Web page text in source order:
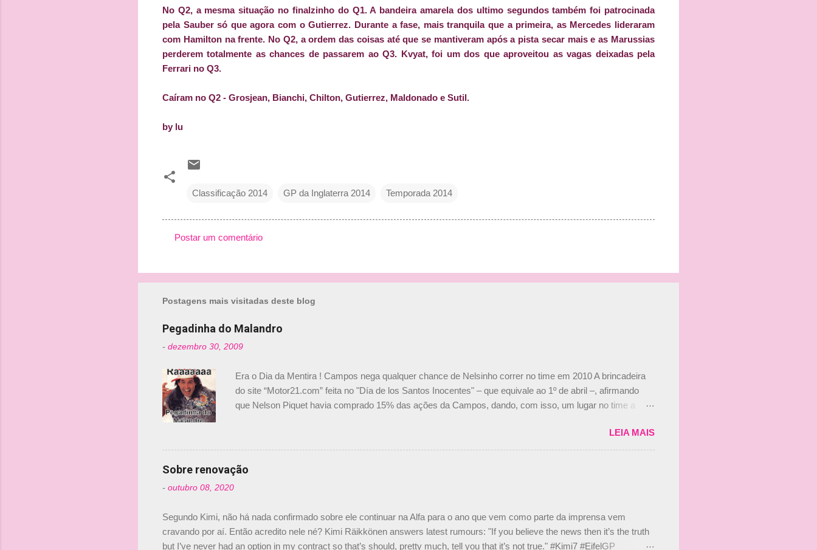
No Q2, a mesma situação no finalzinho do Q1. A bandeira amarela dos ultimo segundos também foi patrocinada
pela Sauber só que agora com o Gutierrez. Durante a fase, mais tranquila que a primeira, as Mercedes lideraram
com Hamilton na frente. No Q2, a ordem das coisas até que se mantiveram após a pista secar mais e as Marussias
perderem totalmente as chances de passarem ao Q3. Kvyat, foi um dos que aproveitou as vagas deixadas pela
Ferrari no Q3.
Caíram no Q2 - Grosjean, Bianchi, Chilton, Gutierrez, Maldonado e Sutil.
by lu
Classificação 2014 GP da Inglaterra 2014 Temporada 2014
m
e
t
á
r
i
o
s
Postar um comentário
Postagens mais visitadas deste blog
Pegadinha do Malandro
- dezembro 30, 2009
Era o Dia da Mentira ! Campos nega qualquer chance de Nelsinho correr no time em 2010 A brincadeira
do site “Motor21.com” feita no "Día de los Santos Inocentes" – que equivale ao 1º de abril –, afirmando
que Nelson Piquet havia comprado 15% das ações da Campos, dando, com isso, um lugar no time a
dirigente foi taxativo ao declarar que o brasileiro não será o companheiro de Bruno Senna em 2010. "Na
verdade, nós recebemos uma oferta de Piquet", admitiu Audetto. “Mas depois de ter assinado com Bruno
Senna, não podemos ter dois brasileiros”, explicou, dizendo ainda que não tem nada contra o filho do
LEIA MAIS
Sobre renovação
- outubro 08, 2020
Segundo Kimi, não há nada confirmado sobre ele continuar na Alfa para o ano que vem como parte da imprensa vem
cravando por aí. Então acredito nele né? Kimi Räikkönen answers latest rumours: "If you believe the news then it’s the truth
but I’ve never had an option in my contract so that’s should, pretty much, tell you that it’s not true." #Kimi7 #EifelGP